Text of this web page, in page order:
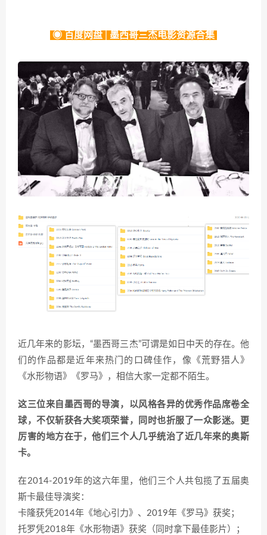
◉ 百度网盘│墨西哥三杰电影资源合集
近几年来的影坛，“墨西哥三杰”可谓是如日中天的存在。他
们的作品都是近年来热门的口碑佳作，像《荒野猎人》
《水形物语》《罗马》，相信大家一定都不陌生。
这三位来自墨西哥的导演，以风格各异的优秀作品席卷全
球，不仅斩获各大奖项荣誉，同时也折服了一众影迷。更
厉害的地方在于，他们三个人几乎统治了近几年来的奥斯
卡。
在2014-2019年的这六年里，他们三个人共包揽了五届奥
斯卡最佳导演奖：
卡隆获凭2014年《地心引力》、2019年《罗马》获奖；
托罗凭2018年《水形物语》获奖（同时拿下最佳影片）；